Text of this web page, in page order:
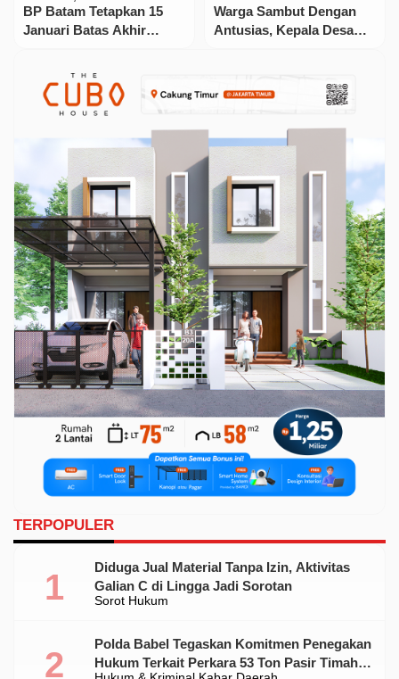
BP Batam Tetapkan 15
Januari Batas Akhir
Warga Sambut Dengan
Antusias, Kepala Desa
Warga Desa Sungai Pakit!
TERPOPULER
Sorot Hukum
Diduga Jual Material Tanpa Izin, Aktivitas
Galian C di Lingga Jadi Sorotan
Polda Babel Tegaskan Komitmen Penegakan
Hukum Terkait Perkara 53 Ton Pasir Timah